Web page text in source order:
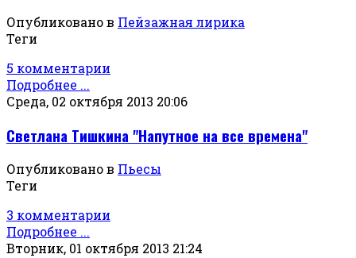
Опубликовано в Пейзажная лирика
Теги
5 комментарии
Подробнее ...
Среда, 02 октября 2013 20:06
Светлана Тишкина "Напутное на все времена"
Опубликовано в Пьесы
Теги
3 комментарии
Подробнее ...
Вторник, 01 октября 2013 21:24